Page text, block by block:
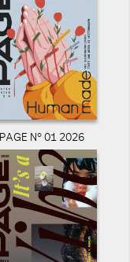
PAGE N° 01 2026